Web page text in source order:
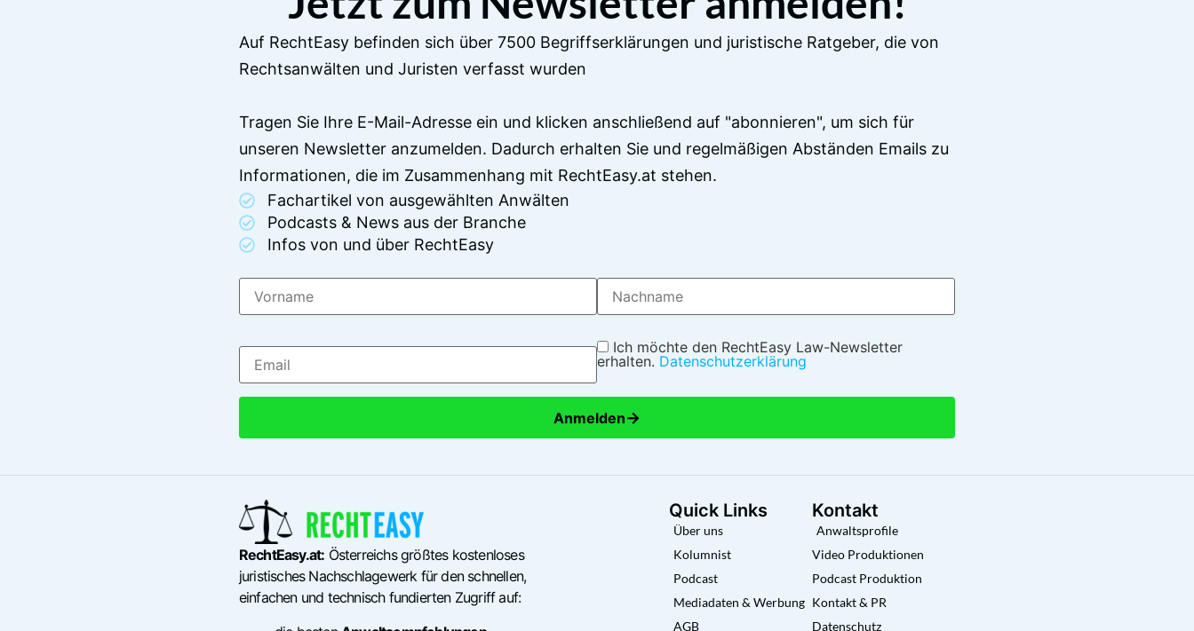
Auf RechtEasy befinden sich über 7500 Begriffserklärungen und juristische Ratgeber, die von
Rechtsanwälten und Juristen verfasst wurden
Tragen Sie Ihre E-Mail-Adresse ein und klicken anschließend auf "abonnieren", um sich für
unseren Newsletter anzumelden. Dadurch erhalten Sie und regelmäßigen Abständen Emails zu
Informationen, die im Zusammenhang mit RechtEasy.at stehen.
Fachartikel von ausgewählten Anwälten
Podcasts & News aus der Branche
Infos von und über RechtEasy
Ich möchte den RechtEasy Law-Newsletter
erhalten. Datenschutzerklärung
Anmelden→
RechtEasy.at: Österreichs größtes kostenloses
juristisches Nachschlagewerk für den schnellen,
einfachen und technisch fundierten Zugriff auf:
Quick Links
Über uns
Kolumnist
Podcast
Mediadaten & Werbung
AGB
Kontakt
Anwaltsprofile
Video Produktionen
Podcast Produktion
Kontakt & PR
Datenschutz